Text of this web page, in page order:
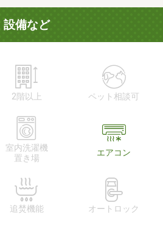
設備など
2階以上 ペット相談可
室内洗濯機
置き場
エアコン
追焚機能 オートロック